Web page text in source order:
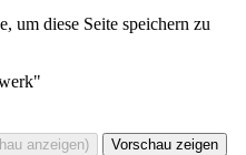
um diese Seite speichern zu